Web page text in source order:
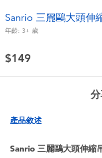
電池
任天堂 Switch
Sanrio 三麗鷗大頭伸
年齡: 3+ 歲
$149
產品敘述
Sanrio 三麗鷗大頭伸縮